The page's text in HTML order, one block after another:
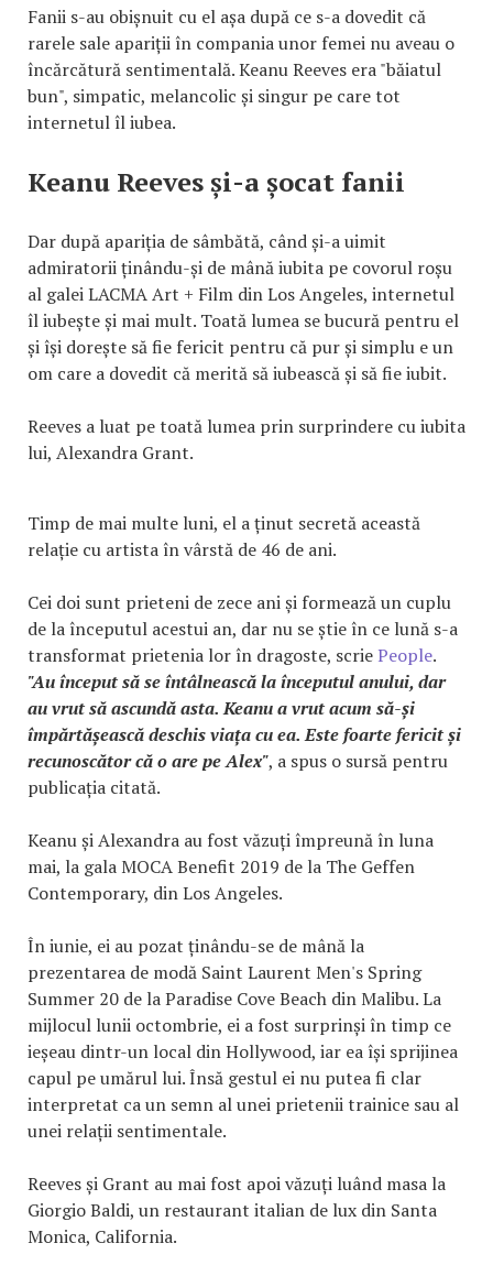
Fanii s-au obișnuit cu el așa după ce s-a dovedit că
rarele sale apariții în compania unor femei nu aveau o
încărcătură sentimentală. Keanu Reeves era "băiatul
bun", simpatic, melancolic și singur pe care tot
internetul îl iubea.
Keanu Reeves și-a șocat fanii
Dar după apariția de sâmbătă, când și-a uimit
admiratorii ținându-și de mână iubita pe covorul roșu
al galei LACMA Art + Film din Los Angeles, internetul
îl iubește și mai mult. Toată lumea se bucură pentru el
și își dorește să fie fericit pentru că pur și simplu e un
om care a dovedit că merită să iubească și să fie iubit.
Reeves a luat pe toată lumea prin surprindere cu iubita
lui, Alexandra Grant.
Timp de mai multe luni, el a ținut secretă această
relație cu artista în vârstă de 46 de ani.
Cei doi sunt prieteni de zece ani și formează un cuplu
de la începutul acestui an, dar nu se știe în ce lună s-a
transformat prietenia lor în dragoste, scriePeople.
"Au început să se întâlnească la începutul anului, dar
au vrut să ascundă asta. Keanu a vrut acum să-și
împărtășească deschis viața cu ea. Este foarte fericit și
recunoscător că o are pe Alex", a spus o sursă pentru
publicația citată.
Keanu și Alexandra au fost văzuți împreună în luna
mai, la gala MOCA Benefit 2019 de la The Geffen
Contemporary, din Los Angeles.
În iunie, ei au pozat ținându-se de mână la
prezentarea de modă Saint Laurent Men's Spring
Summer 20 de la Paradise Cove Beach din Malibu. La
mijlocul lunii octombrie, ei a fost surprinși în timp ce
ieșeau dintr-un local din Hollywood, iar ea își sprijinea
capul pe umărul lui. Însă gestul ei nu putea fi clar
interpretat ca un semn al unei prietenii trainice sau al
unei relații sentimentale.
Reeves și Grant au mai fost apoi văzuți luând masa la
Giorgio Baldi, un restaurant italian de lux din Santa
Monica, California.